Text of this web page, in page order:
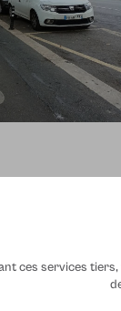
ces services